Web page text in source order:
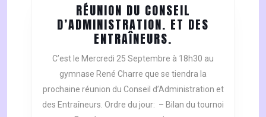
RÉUNION DU CONSEIL
D’ADMINISTRATION. ET DES
ENTRAÎNEURS.
DU
CONSEIL
ET
DES
C’est le Mercredi 25 Septembre à 18h30 au
gymnase René Charre que se tiendra la
prochaine réunion du Conseil d’Administration et
des Entraîneurs. Ordre du jour: – Bilan du tournoi